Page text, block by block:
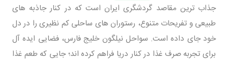
جذاب ترین مقاصد گردشگری ایران است که در کنار جاذبه های
طبیعی و تفریحات متنوع، رستوران های ساحلی کم نظیری را در دل
خود جای داده است. سواحل نیلگون خلیج فارس، فضایی ایده آل
برای تجربه صرف غذا در کنار دریا فراهم کرده اند؛ جایی که طعم غذا